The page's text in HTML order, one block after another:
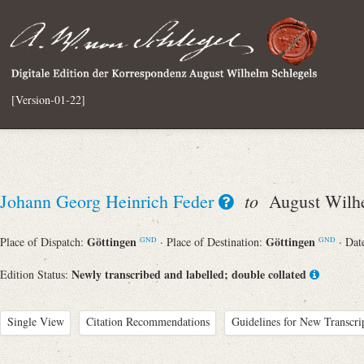
[Version-01-22]
Johann Georg Heinrich Feder to August
Place of Dispatch: Göttingen GND · Place of Destination: Göttingen GND ·
Edition Status: Newly transcribed and labelled; double collated
Single View Citation Recommendations Guidelines for New